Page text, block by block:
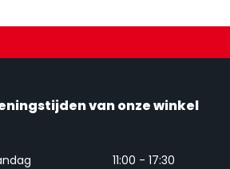
van onze winkel
11:00 - 17:30